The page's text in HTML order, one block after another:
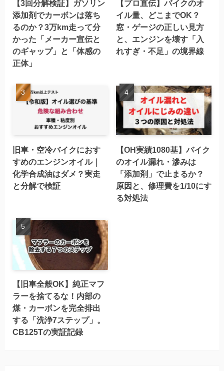
【3回分解検証】ガソリン
添加剤でカーボンは落ち
るのか？3万km走って分
かった「メーカー宣伝と
のギャップ」と「体感の
正体」
【プロ直伝】バイクのオ
イル量、どこまでOK？
窓・ゲージの正しい見方
と、エンジンを壊す「入
れすぎ・不足」の境界線
旧車・空冷バイクにおす
すめのエンジンオイル｜
化学合成油はダメ？実走
と分解で検証
【OH実績1080基】バイク
のオイル漏れ・滲みは
「添加剤」で止まるか？
原因と、修理費を1/10にす
る対処法
【旧車全般OK】純正マフ
ラーを捨てるな！内部の
煤・カーボンを完全排出
する「洗浄7ステップ」。
CB125Tの実証記録